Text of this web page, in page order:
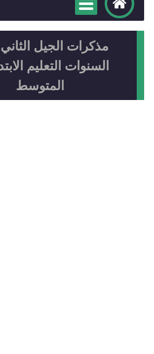
مذكرات الجيل
السنوات التعليم
المتوسط